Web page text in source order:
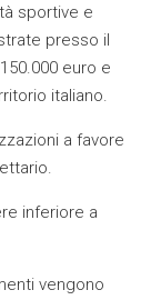
sportive e
presso il
euro e
italiano.
a favore
inferiore a
vengono